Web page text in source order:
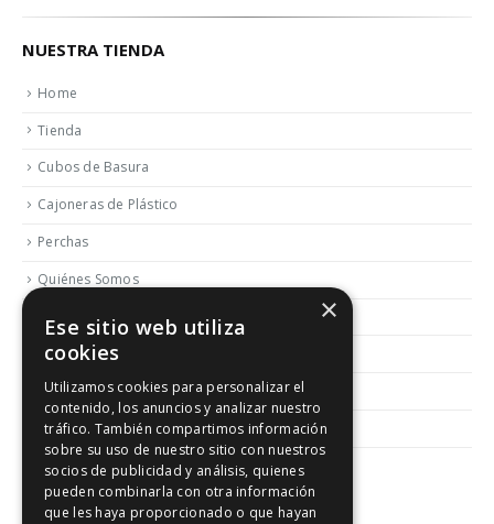
NUESTRA TIENDA
Home
Tienda
Cubos de Basura
Cajoneras de Plástico
Perchas
Quiénes Somos
Contactar
Blog
Política de Reembolso y Devoluciones
Aviso Legal
×
Ese sitio web utiliza
cookies
Utilizamos cookies para personalizar el
contenido, los anuncios y analizar nuestro
tráfico. También compartimos información
sobre su uso de nuestro sitio con nuestros
socios de publicidad y análisis, quienes
pueden combinarla con otra información
que les haya proporcionado o que hayan